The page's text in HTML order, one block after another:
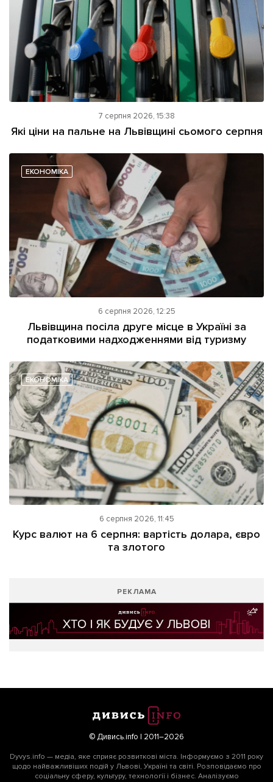
7 серпня 2026, 15:38
Які ціни на пальне на Львівщині сьомого серпня
ЕКОНОМІКА
6 серпня 2026, 12:25
Львівщина посіла друге місце в Україні за
податковими надходженнями від туризму
ЕКОНОМІКА
6 серпня 2026, 11:45
Курс валют на 6 серпня: вартість долара, євро
та злотого
РЕКЛАМА
© Дивись.info | 2011–2026
Dyvys.info — медіа, яке сприяє розвиткові міста. Інформуємо з 2011 року
щодо найважливіших подій у Львові, Україні та світі. Розповідаємо про
соціальну сферу, культуру, технології і бізнес. Аналізуємо